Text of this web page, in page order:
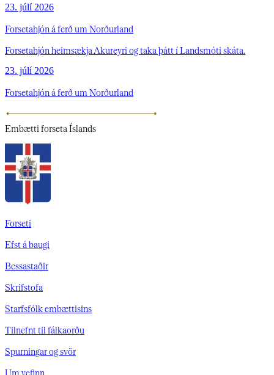
23. júlí 2026
Forsetahjón á ferð um Norðurland
Forsetahjón heimsækja Akureyri og taka þátt í Landsmóti skáta.
23. júlí 2026
Forsetahjón á ferð um Norðurland
Embætti forseta Íslands
Forseti
Efst á baugi
Bessastaðir
Skrifstofa
Starfsfólk embættisins
Tilnefnt til fálkaorðu
Spurningar og svör
Um vefinn